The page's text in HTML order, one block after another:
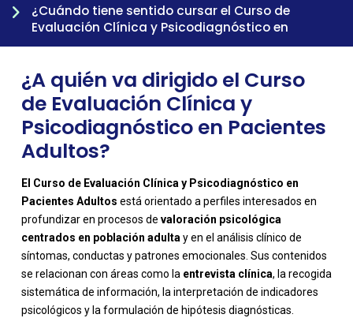
¿Cuándo tiene sentido cursar el Curso de
Evaluación Clínica y Psicodiagnóstico en
Pacientes Adultos dentro de una trayectoria
¿A quién va dirigido el Curso
de Evaluación Clínica y
Psicodiagnóstico en Pacientes
Adultos?
El Curso de Evaluación Clínica y Psicodiagnóstico en
Pacientes Adultos está orientado a perfiles interesados en
profundizar en procesos de valoración psicológica
centrados en población adultay en el análisis clínico de
síntomas, conductas y patrones emocionales. Sus contenidos
se relacionan con áreas como la entrevista clínica, la recogida
sistemática de información, la interpretación de indicadores
psicológicos y la formulación de hipótesis diagnósticas.